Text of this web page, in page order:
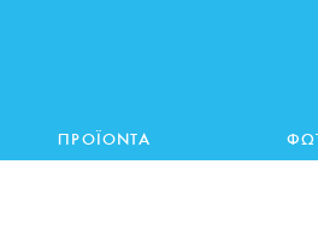
ΠΡΟΪΟΝΤΑ